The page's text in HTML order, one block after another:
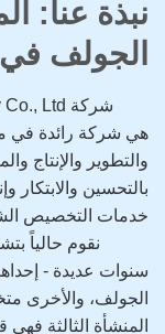
نبذة عنا:
الجولف
هي شركة رائدة في
والتطوير والإنتاج
بالتحسين والابتكار
خدمات التخصيص
نقوم حالياً بتشغيل
سنوات عديدة -
الجولف، والأخرى
المنشأة الثالثة فهي